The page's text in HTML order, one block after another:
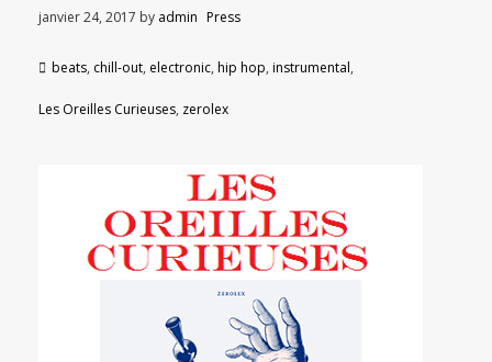
janvier 24, 2017 by admin Press
beats, chill-out, electronic, hip hop, instrumental,
Les Oreilles Curieuses, zerolex